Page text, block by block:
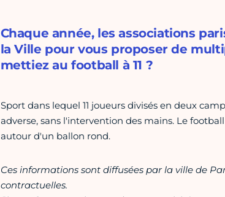
Chaque année, les associations
la Ville pour vous proposer de
mettiez au football à 11 ?
Sport dans lequel 11 joueurs divisés en deux
adverse, sans l'intervention des mains. Le
autour d'un ballon rond.
Ces informations sont diffusées par la ville de
contractuelles.